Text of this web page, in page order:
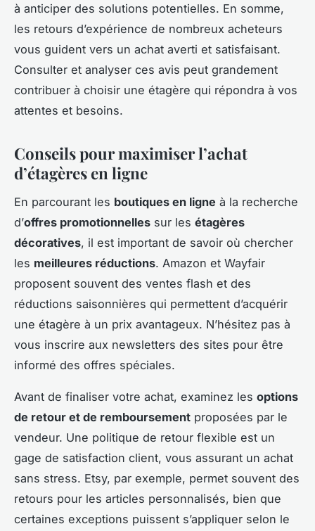
à anticiper des solutions potentielles. En somme,
les retours d’expérience de nombreux acheteurs
vous guident vers un achat averti et satisfaisant.
Consulter et analyser ces avis peut grandement
contribuer à choisir une étagère qui répondra à vos
attentes et besoins.
Conseils pour maximiser l’achat
d’étagères en ligne
En parcourant les boutiques en ligne à la recherche
d’offres promotionnelles sur les étagères
décoratives, il est important de savoir où chercher
les meilleures réductions. Amazon et Wayfair
proposent souvent des ventes flash et des
réductions saisonnières qui permettent d’acquérir
une étagère à un prix avantageux. N’hésitez pas à
vous inscrire aux newsletters des sites pour être
informé des offres spéciales.
Avant de finaliser votre achat, examinez les options
de retour et de remboursement proposées par le
vendeur. Une politique de retour flexible est un
gage de satisfaction client, vous assurant un achat
sans stress. Etsy, par exemple, permet souvent des
retours pour les articles personnalisés, bien que
certaines exceptions puissent s’appliquer selon le